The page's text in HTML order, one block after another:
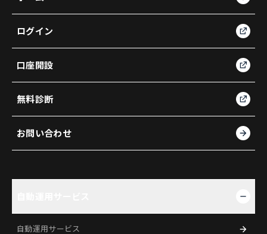
ログイン
口座開設
無料診断
お問い合わせ
自動運用サービス